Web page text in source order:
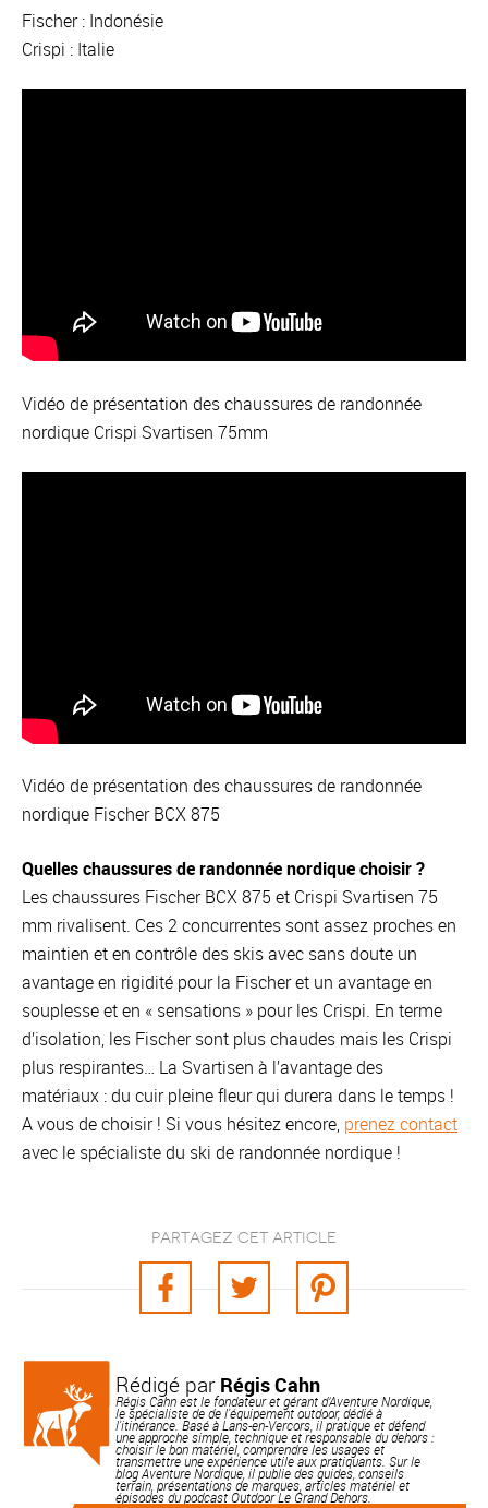
Fischer : Indonésie
Crispi : Italie
Vidéo de présentation des chaussures de randonnée
nordique Crispi Svartisen 75mm
Vidéo de présentation des chaussures de randonnée
nordique Fischer BCX 875
Quelles chaussures de randonnée nordique choisir ?
Les chaussures Fischer BCX 875 et Crispi Svartisen 75
mm rivalisent. Ces 2 concurrentes sont assez proches en
maintien et en contrôle des skis avec sans doute un
avantage en rigidité pour la Fischer et un avantage en
souplesse et en « sensations » pour les Crispi. En terme
d’isolation, les Fischer sont plus chaudes mais les Crispi
plus respirantes… La Svartisen à l’avantage des
matériaux : du cuir pleine fleur qui durera dans le temps !
A vous de choisir ! Si vous hésitez encore, prenez contact
avec le spécialiste du ski de randonnée nordique !
Partagez cet article
Rédigé par Régis Cahn
Régis Cahn est le fondateur et gérant d’Aventure Nordique,
le spécialiste de de l'équipement outdoor, dédié à
l'itinérance. Basé à Lans-en-Vercors, il pratique et défend
une approche simple, technique et responsable du dehors :
choisir le bon matériel, comprendre les usages et
transmettre une expérience utile aux pratiquants. Sur le
blog Aventure Nordique, il publie des guides, conseils
terrain, présentations de marques, articles matériel et
épisodes du podcast Outdoor Le Grand Dehors.